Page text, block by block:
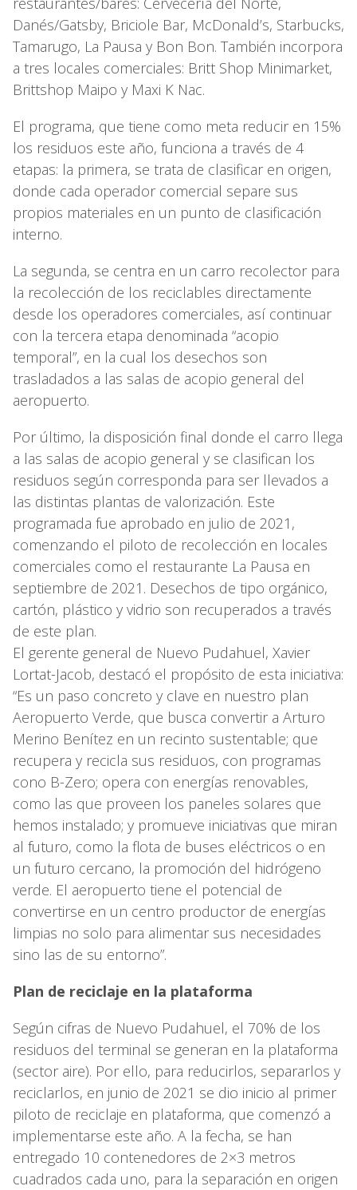
Danés/Gatsby, Briciole Bar, McDonald’s, Starbucks,
Tamarugo, La Pausa y Bon Bon. También incorpora
a tres locales comerciales: Britt Shop Minimarket,
Brittshop Maipo y Maxi K Nac.
El programa, que tiene como meta reducir en 15%
los residuos este año, funciona a través de 4
etapas: la primera, se trata de clasificar en origen,
donde cada operador comercial separe sus
propios materiales en un punto de clasificación
interno.
La segunda, se centra en un carro recolector para
la recolección de los reciclables directamente
desde los operadores comerciales, así continuar
con la tercera etapa denominada “acopio
temporal”, en la cual los desechos son
trasladados a las salas de acopio general del
aeropuerto.
Por último, la disposición final donde el carro llega
a las salas de acopio general y se clasifican los
residuos según corresponda para ser llevados a
las distintas plantas de valorización. Este
programada fue aprobado en julio de 2021,
comenzando el piloto de recolección en locales
comerciales como el restaurante La Pausa en
septiembre de 2021. Desechos de tipo orgánico,
cartón, plástico y vidrio son recuperados a través
de este plan.
El gerente general de Nuevo Pudahuel, Xavier
Lortat-Jacob, destacó el propósito de esta iniciativa:
“Es un paso concreto y clave en nuestro plan
Aeropuerto Verde, que busca convertir a Arturo
Merino Benítez en un recinto sustentable; que
recupera y recicla sus residuos, con programas
cono B-Zero; opera con energías renovables,
como las que proveen los paneles solares que
hemos instalado; y promueve iniciativas que miran
al futuro, como la flota de buses eléctricos o en
un futuro cercano, la promoción del hidrógeno
verde. El aeropuerto tiene el potencial de
convertirse en un centro productor de energías
limpias no solo para alimentar sus necesidades
sino las de su entorno”.
Plan de reciclaje en la plataforma
Según cifras de Nuevo Pudahuel, el 70% de los
residuos del terminal se generan en la plataforma
(sector aire). Por ello, para reducirlos, separarlos y
reciclarlos, en junio de 2021 se dio inicio al primer
piloto de reciclaje en plataforma, que comenzó a
implementarse este año. A la fecha, se han
entregado 10 contenedores de 2×3 metros
cuadrados cada uno, para la separación en origen